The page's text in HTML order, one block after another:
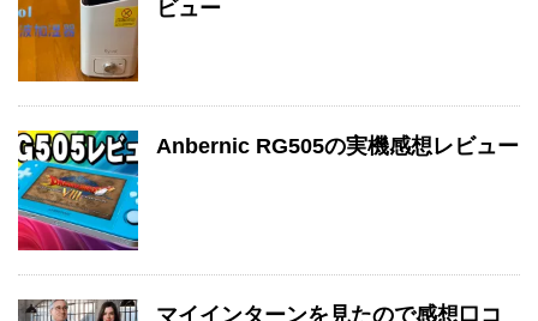
ビュー
Anbernic RG505の実機感想レビュー
マイインターンを見たので感想口コ